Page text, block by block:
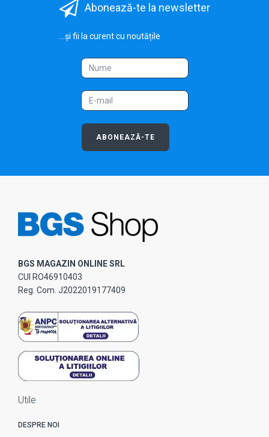
Abonează-te la newsletter
...și fii la curent cu noutățile
ABONEAZĂ-TE
BGS MAGAZIN ONLINE SRL
CUI RO46910403
Reg. Com. J2022019177409
Utile
DESPRE NOI